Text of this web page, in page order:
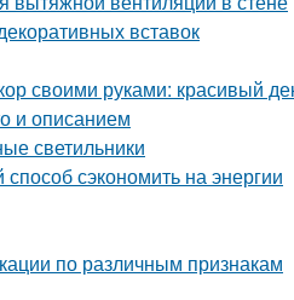
вставок
своими руками: красивый
и описанием
светильники
сэкономить на энергии
по различным признакам